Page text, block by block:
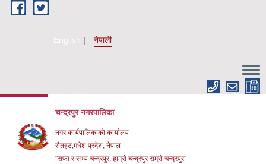
Skip to main content
English नेपाली
चन्द्रपुर नगरपालिका
नगर कार्यपालिकाको कार्यालय
रौतहट,मधेश प्रदेश, नेपाल
"सफा र सभ्य चन्द्रपुर, हाम्रो चन्द्रपुर राम्रो चन्द्रपुर"